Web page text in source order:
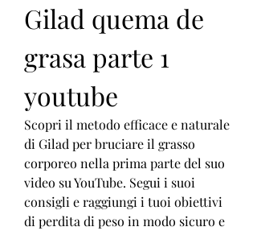
Gilad quema de
grasa parte 1
youtube
Scopri il metodo efficace e naturale
di Gilad per bruciare il grasso
corporeo nella prima parte del suo
video su YouTube. Segui i suoi
consigli e raggiungi i tuoi obiettivi
di perdita di peso in modo sicuro e